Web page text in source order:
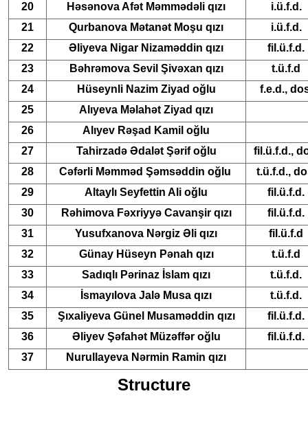
20
Həsənova Afət Məmmədəli qızı
i.ü.f.d.
21
Qurbanova Mətanət Moşu qızı
i.ü.f.d.
22
Əliyeva Nigar Nizaməddin qızı
fil.ü.f.d.
23
Bəhrəmova Sevil Şivəxan qızı
t.ü.f.d
24
Hüseynli Nazim Ziyad oğlu
f.e.d.,
25
Alıyeva Məlahət Ziyad qızı
26
Alıyev Rəşad Kamil oğlu
27
Tahirzadə Ədalət Şərif oğlu
fil.ü.f.d.,
28
Cəfərli Məmməd Şəmsəddin oğlu
t.ü.f.d.,
29
Altaylı Seyfettin Ali oğlu
fil.ü.f.d.
30
Rəhimova Fəxriyyə Cavanşir qızı
fil.ü.f.d.
31
Yusufxanova Nərgiz Əli qızı
fil.ü.f.d
32
Günay Hüseyn Pənah qızı
t.ü.f.d
33
Sadıqlı Pərinaz İslam qızı
t.ü.f.d.
34
İsmayılova Jalə Musa qızı
t.ü.f.d.
35
Şıxaliyeva Günel Musaməddin qızı
fil.ü.f.d.
36
Əliyev Şəfahət Müzəffər oğlu
fil.ü.f.d.
37
Nurullayeva Nərmin Ramin qızı
Structure